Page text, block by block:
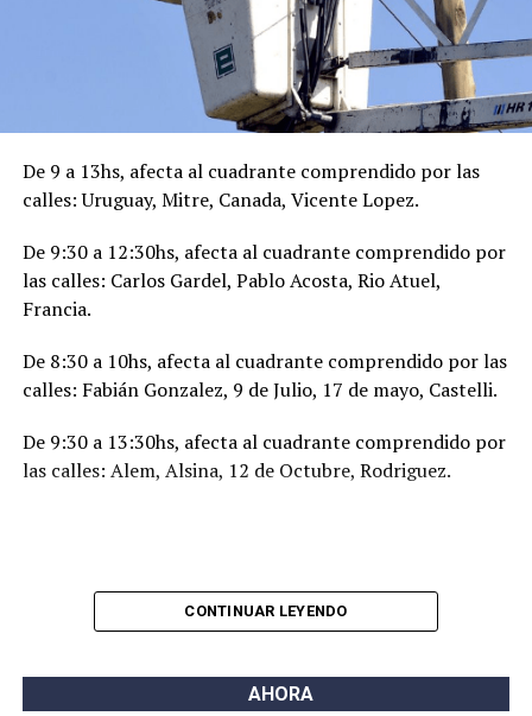
De 9 a 13hs, afecta al cuadrante comprendido por las
calles: Uruguay, Mitre, Canada, Vicente Lopez.
De 9:30 a 12:30hs, afecta al cuadrante comprendido por
las calles: Carlos Gardel, Pablo Acosta, Rio Atuel,
Francia.
De 8:30 a 10hs, afecta al cuadrante comprendido por las
calles: Fabián Gonzalez, 9 de Julio, 17 de mayo, Castelli.
De 9:30 a 13:30hs, afecta al cuadrante comprendido por
las calles: Alem, Alsina, 12 de Octubre, Rodriguez.
CONTINUAR LEYENDO
AHORA